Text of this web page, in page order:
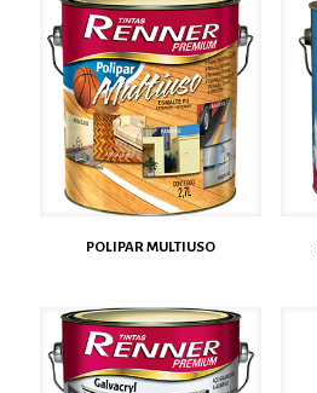
POLIPAR MULTIUSO